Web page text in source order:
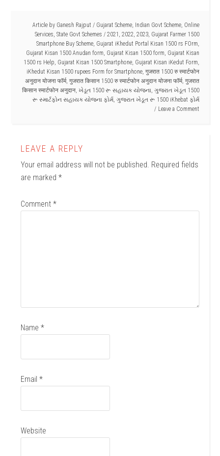
Article by Ganesh Rajput / Gujarat Scheme, Indian Govt Scheme, Online
Services State Govt Schemes / 2021 2022 2023, Gujarat Farmer 1500
Smartphone Buy Scheme, Gujarat iKhedut Portal Kisan 1500 rs FOrm
Gujarat Kisan 1500 Anudan form Gujarat Kisan 1500 form Gujarat Kisan
1500 rs Help Gujarat Kisan 1500 Smartphone, Gujarat Kisan iKedut Form
iKhedut Kisan 1500 rupees Form for Smartphone, गुजरात 1500 रु स्मार्टफोन
अनुदान योजना फॉर्म, गुजरात किसान 1500 रु स्मार्टफोन अनुदान योजना फॉर्म, गुजरात
किसान स्मार्टफोन अनुदान, ખેડૂત 1500 રૂ સહાયક યોજના ગુજરાત ખેડૂત 1500
રૂ સ્માર્ટફોન સહાયક યોજના ફોર્મ, ગુજરાત ખેડૂત રૂ 1500 iKhebat ફોર્મ
Leave a Comment
LEAVE A REPLY
Your email address will not be published. Required fields
are marked*
Comment*
Name*
Email*
Website